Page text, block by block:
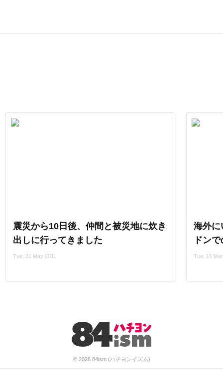
震災から10日後、仲間と被災地に炊き
出しに行ってきました
Tue, 31 May 2011
海外
ドン
Tue, 15
© 2026 84ism (ハチヨンイズム)